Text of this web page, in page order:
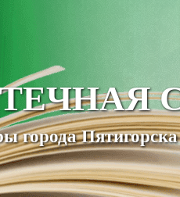
города Пятигорска